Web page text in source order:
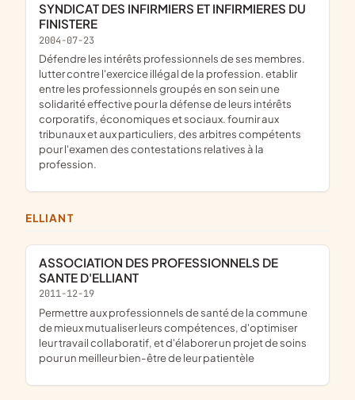
SYNDICAT DES INFIRMIERS ET INFIRMIERES DU
FINISTERE
2004-07-23
défendre les intérêts professionnels de ses membres.
lutter contre l'exercice illégal de la profession. etablir
entre les professionnels groupés en son sein une
solidarité effective pour la défense de leurs intérêts
corporatifs, économiques et sociaux. fournir aux
tribunaux et aux particuliers, des arbitres compétents
pour l'examen des contestations relatives à la
profession.
ELLIANT
ASSOCIATION DES PROFESSIONNELS DE
SANTE D'ELLIANT
2011-12-19
permettre aux professionnels de santé de la commune
de mieux mutualiser leurs compétences, d'optimiser
leur travail collaboratif, et d'élaborer un projet de soins
pour un meilleur bien-être de leur patientèle